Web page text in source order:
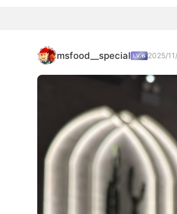
msfood__special 2025/